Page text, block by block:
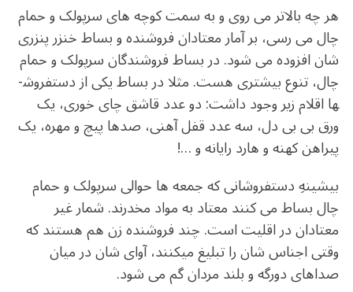
هر چه بالاتر می ­روی و به سمت کوچه ­های سرپولک و حمام
چال می ­رسی، بر آمار معتادان فروشنده و بساط خنزر پنزری
شان افزوده می ­شود. در بساط فروشندگان سرپولک و حمام
چال، تنوع بیشتری هست. مثلا در بساط یکی از دستفروش­
ها اقلام زیر وجود داشت: دو عدد قاشق چای خوری، یک
ورق بی بی دل، سه عدد قفل آهنی، صدها پیچ و مهره، یک
پیراهن کهنه و هارد رایانه و …!
بیشینه­ِ دستفروشانی که جمعه­ ها حوالی سرپولک و حمام
چال بساط می کنند معتاد به مواد مخدرند. شمار غیر
معتادان در اقلیت است. چند فروشنده­ زن هم هستند که
وقتی اجناس­ شان را تبلیغ می­کنند، آوای­ شان در میان
صداهای دورگه و بلند مردان گم می شود.